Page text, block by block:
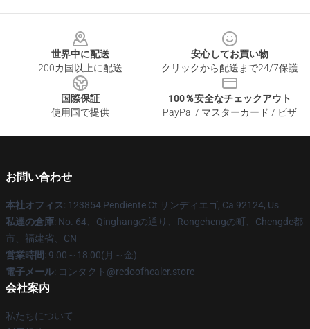
世界中に配送
200カ国以上に配送
安心してお買い物
クリックから配送まで24/7保護
国際保証
使用国で提供
100％安全なチェックアウト
PayPal / マスターカード / ビザ
お問い合わせ
本社オフィス: 123854 Pendiente Ct サンディエゴ, Ca 92124, Us
私達の倉庫: No. 64、Qinghangの通り、Rongchengの町、Chengde都
市、福建省、CN
営業時間: 9:00～18:00(月～金)
電子メール: コンタクト@redoofhealer.store
会社案内
私たちについて